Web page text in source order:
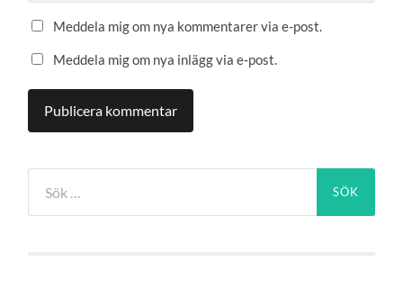
Meddela mig om nya kommentarer via e-post.
Meddela mig om nya inlägg via e-post.
efter: